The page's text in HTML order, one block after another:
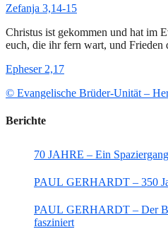
Zefanja 3,14-15
Christus ist gekommen und hat im
euch, die ihr fern wart, und Frieden
Epheser 2,17
© Evangelische Brüder-Unität –
Berichte
70 JAHRE – Ein
PAUL GERHARDT – 350
PAUL GERHARDT – Der
fasziniert